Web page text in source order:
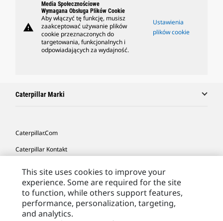
warning
Media Społecznościowe
Wymagana Obsługa Plików Cookie
Aby włączyć tę funkcję, musisz
zaakceptować używanie plików
cookie przeznaczonych do
targetowania, funkcjonalnych i
odpowiadających za wydajność.
Ustawienia
plików cookie
Caterpillar Marki
Caterpillar.com
Caterpillar Kontakt
Moje Preferencje Marketingowe
Site Map
Cookie Settings
This site uses cookies to improve your
experience. Some are required for the site
to function, while others support features,
performance, personalization, targeting,
and analytics.